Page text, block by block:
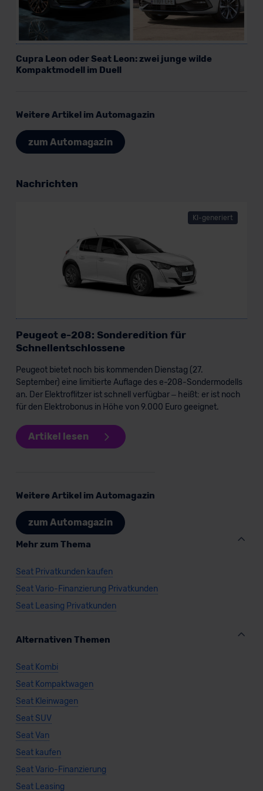
Cupra Leon oder Seat Leon: zwei junge wilde
Kompaktmodell im Duell
Weitere Artikel im Automagazin
zum Automagazin
Nachrichten
KI-generiert
Peugeot e-208: Sonderedition für
Schnellentschlossene
Peugeot bietet noch bis kommenden Dienstag (27.
September) eine limitierte Auflage des e-208-Sondermodells
an. Der Elektroflitzer ist schnell verfügbar – heißt: er ist noch
für den Elektrobonus in Höhe von 9.000 Euro geeignet.
Artikel lesen
Weitere Artikel im Automagazin
zum Automagazin
Mehr zum Thema
Seat Privatkunden kaufen
Seat Vario-Finanzierung Privatkunden
Seat Leasing Privatkunden
Alternativen Themen
Seat Kombi
Seat Kompaktwagen
Seat Kleinwagen
Seat SUV
Seat Van
Seat kaufen
Seat Vario-Finanzierung
Seat Leasing